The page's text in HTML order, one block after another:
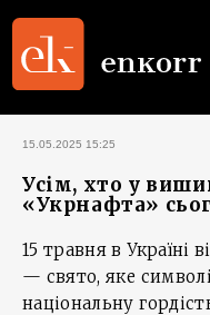
15.05.2025 15:25
Усім, хто у
«Укрнафта»
15 травня в Україні
— свято, яке
національну